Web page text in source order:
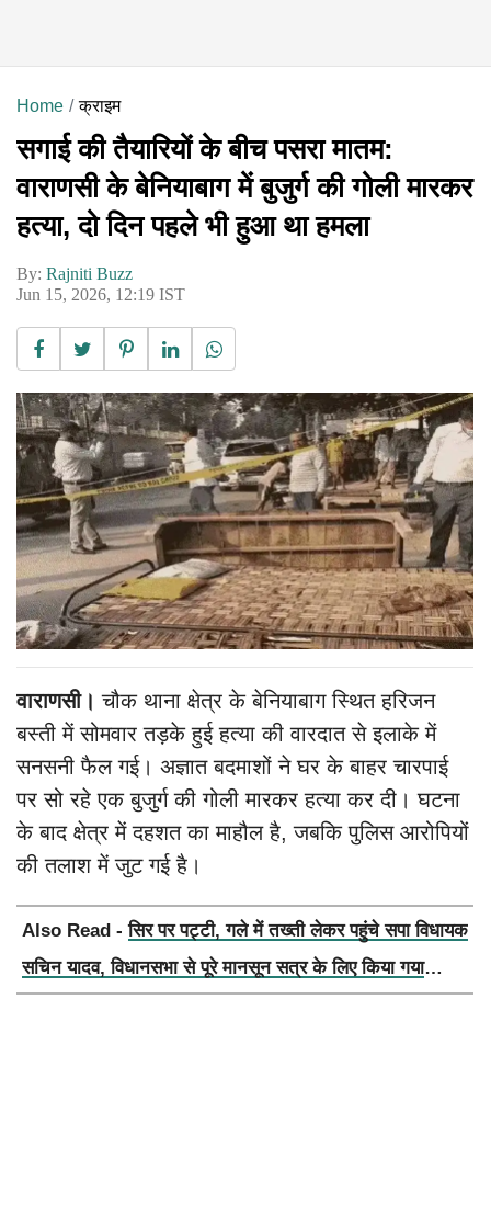
Home क्राइम
सगाई की तैयारियों के बीच पसरा मातम:
वाराणसी के बेनियाबाग में बुजुर्ग की गोली मारकर
हत्या, दो दिन पहले भी हुआ था हमला
By: Rajniti Buzz
Jun 15, 2026, 12:19 IST
वाराणसी। चौक थाना क्षेत्र के बेनियाबाग स्थित हरिजन
बस्ती में सोमवार तड़के हुई हत्या की वारदात से इलाके में
सनसनी फैल गई। अज्ञात बदमाशों ने घर के बाहर चारपाई
पर सो रहे एक बुजुर्ग की गोली मारकर हत्या कर दी। घटना
के बाद क्षेत्र में दहशत का माहौल है, जबकि पुलिस आरोपियों
की तलाश में जुट गई है।
Also Read -सिर पर पट्टी, गले में तख्ती लेकर पहुंचे सपा विधायक
सचिन यादव, विधानसभा से पूरे मानसून सत्र के लिए किया गया